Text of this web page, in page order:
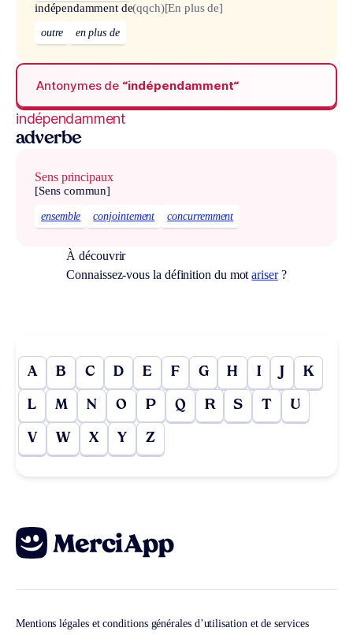
indépendamment de(qqch)[En plus de]
outre en plus de
Antonymes de “indépendamment“
indépendamment
adverbe
Sens principaux
[Sens commun]
ensemble conjointement concurremment
À découvrir
Connaissez-vous la définition du motariser?
A B C D E F G H I J K
L M N O P Q R S T U
V W X Y Z
Mentions légales et conditions générales d’utilisation et de services